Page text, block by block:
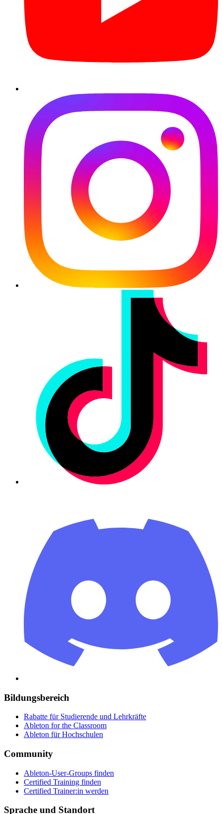
Bildungsbereich
Rabatte für Studierende und Lehrkräfte
Ableton for the Classroom
Ableton für Hochschulen
Community
Ableton-User-Groups finden
Certified Training finden
Certified Trainer:in werden
Sprache und Standort